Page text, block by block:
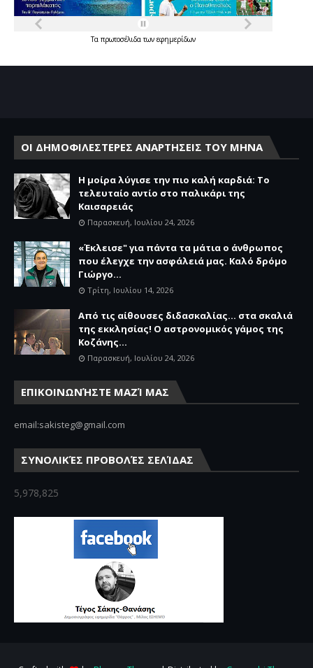
Τα πρωτοσέλιδατων εφημερίδων
ΟΙ ΔΗΜΟΦΙΛΕΣΤΕΡΕΣ ΑΝΑΡΤΗΣΕΙΣ ΤΟΥ ΜΗΝΑ
Η μοίρα λύγισε την πιο καλή καρδιά: Το
τελευταίο αντίο στο παλικάρι της
Καισαρειάς
Παρασκευή, Ιουλίου 24, 2026
«Έκλεισε" για πάντα τα μάτια ο άνθρωπος
που έλεγχε την ασφάλειά μας. Καλό δρόμο
Γιώργο...
Τρίτη, Ιουλίου 14, 2026
Από τις αίθουσες διδασκαλίας… στα σκαλιά
της εκκλησίας! Ο αστρονομικός γάμος της
Κοζάνης...
Παρασκευή, Ιουλίου 24, 2026
ΕΠΙΚΟΙΝΩΝΉΣΤΕ ΜΑΖΊ ΜΑΣ
email:sakisteg@gmail.com
ΣΥΝΟΛΙΚΈΣ ΠΡΟΒΟΛΈΣ ΣΕΛΊΔΑΣ
5,978,825